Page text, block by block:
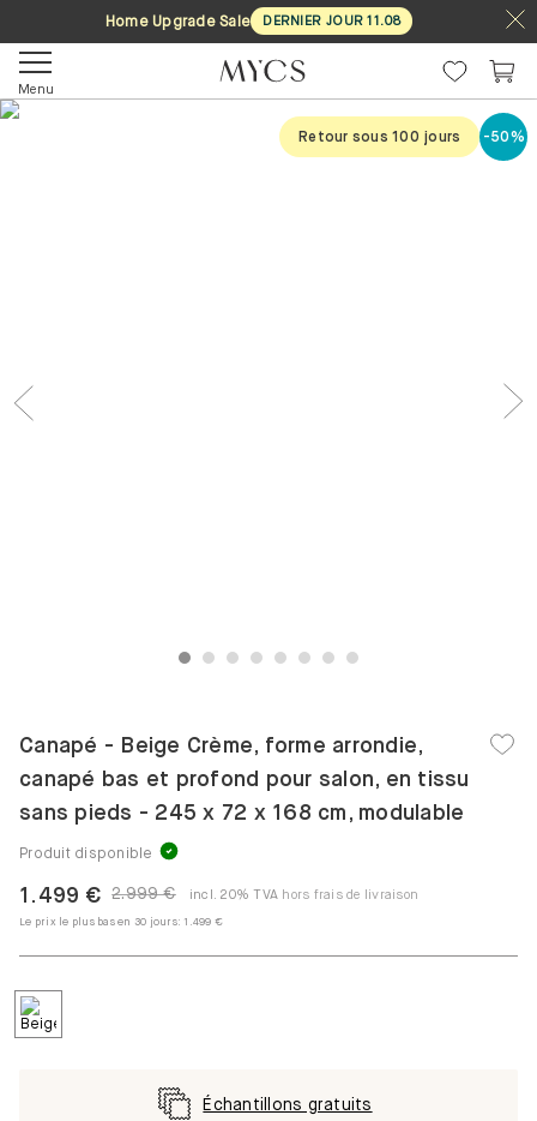
Home Upgrade Sale DERNIER JOUR 11.08
Menu
1 2 3 4 5 6 7 8
Retour sous 100 jours -50%
Canapé - Beige Crème, forme arrondie,
canapé bas et profond pour salon, en tissu
sans pieds - 245 x 72 x 168 cm, modulable
Produit disponible
2.999 €
1.499 € incl. 20% TVA hors frais de livraison
Le prix le plus bas en 30 jours: 1.499 €
Échantillons gratuits